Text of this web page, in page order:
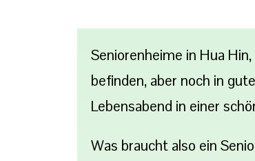
Seniorenheime in Hua
befinden, aber noch in
Lebensabend in einer
Was braucht also ein